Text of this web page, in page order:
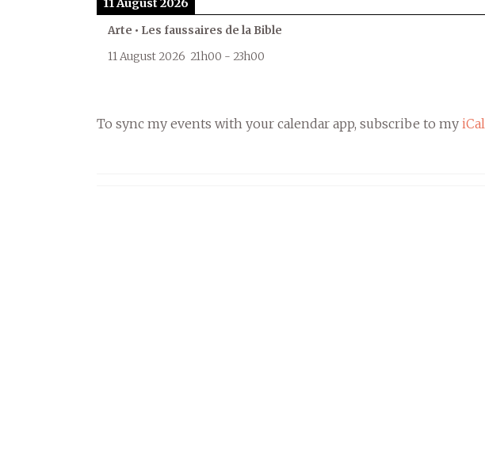
11 August 2026
Arte • Les faussaires de la Bible
11 August 2026 21h00 - 23h00
To sync my events with your calendar app, subscribe to my iCal